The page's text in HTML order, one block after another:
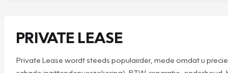
PRIVATE LEASE
Private Lease wordt steeds populairder, mede omdat u